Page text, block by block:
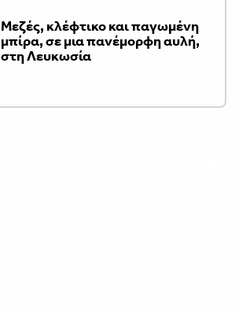
Μεζές, κλέφτικο και παγωμένη
μπίρα, σε μια πανέμορφη αυλή,
στη Λευκωσία